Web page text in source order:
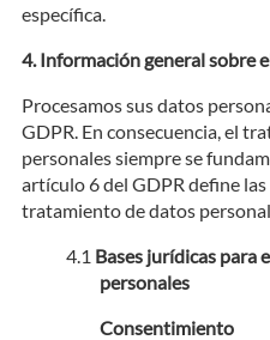
específica.
Información general sobre
Procesamos sus datos
GDPR. En consecuencia, el
personales siempre se
artículo 6 del GDPR define
tratamiento de datos
Bases jurídicas para
personales
Consentimiento